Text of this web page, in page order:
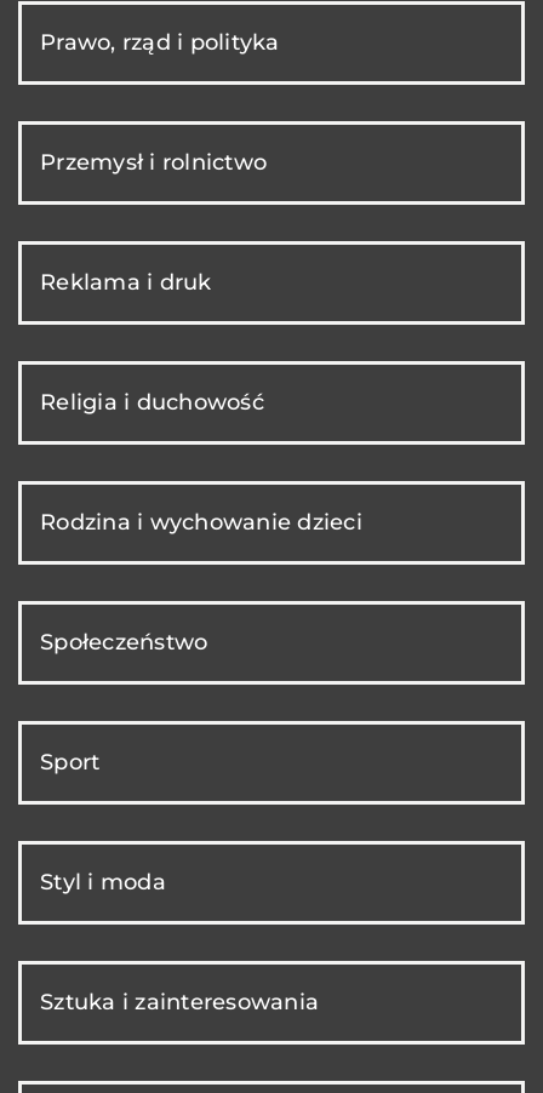
Prawo, rząd i polityka
Przemysł i rolnictwo
Reklama i druk
Religia i duchowość
Rodzina i wychowanie dzieci
Społeczeństwo
Sport
Styl i moda
Sztuka i zainteresowania